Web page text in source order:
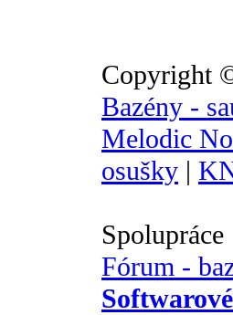
Copyright
Bazény -
Melodic
osušky |
Spolupráce
Fórum -